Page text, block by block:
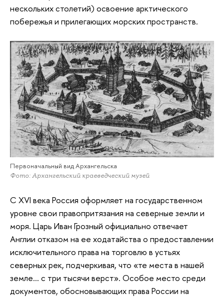
нескольких столетий) освоение арктического
побережья и прилегающих морских пространств.
Первоначальный вид Архангельска
Фото: Архангельский краеведческий музей
С XVI века Россия оформляет на государственном
уровне свои правопритязания на северные земли и
моря. Царь Иван Грозный официально отвечает
Англии отказом на ее ходатайства о предоставлении
исключительного права на торговлю в устьях
северных рек, подчеркивая, что «те места в нашей
земле… с три тысячи верст». Особое место среди
документов, обосновывающих права России на